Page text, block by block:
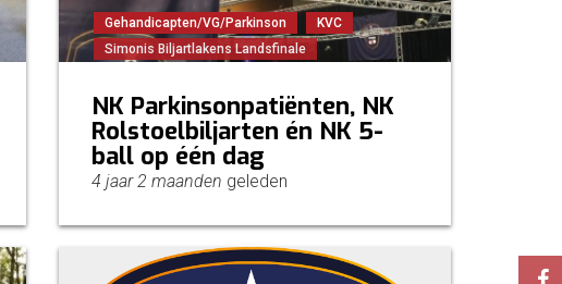
Gehandicapten/VG/Parkinson
KVC
Simonis Biljartlakens Landsfinale
NK Parkinsonpatiënten, NK
Rolstoelbiljarten én NK 5-
ball op één dag
4 jaar 2 maanden geleden